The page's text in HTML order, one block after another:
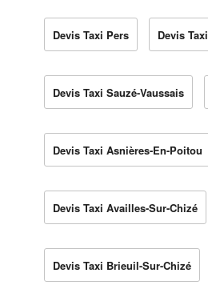
Devis Taxi Pers Devis
Devis Taxi Sauzé-Vaussais
Devis Taxi Asnières-En-Poitou
Devis Taxi Availles-Sur-Chizé
Devis Taxi Brieuil-Sur-Chizé